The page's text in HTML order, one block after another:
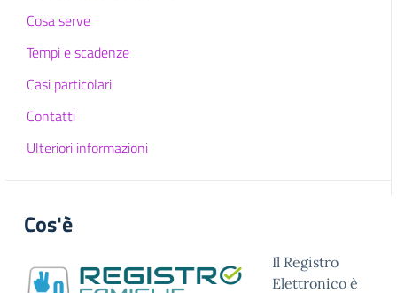
Cosa serve
Tempi e scadenze
Casi particolari
Contatti
Ulteriori informazioni
Cos'è
Il Registro
Elettronico è